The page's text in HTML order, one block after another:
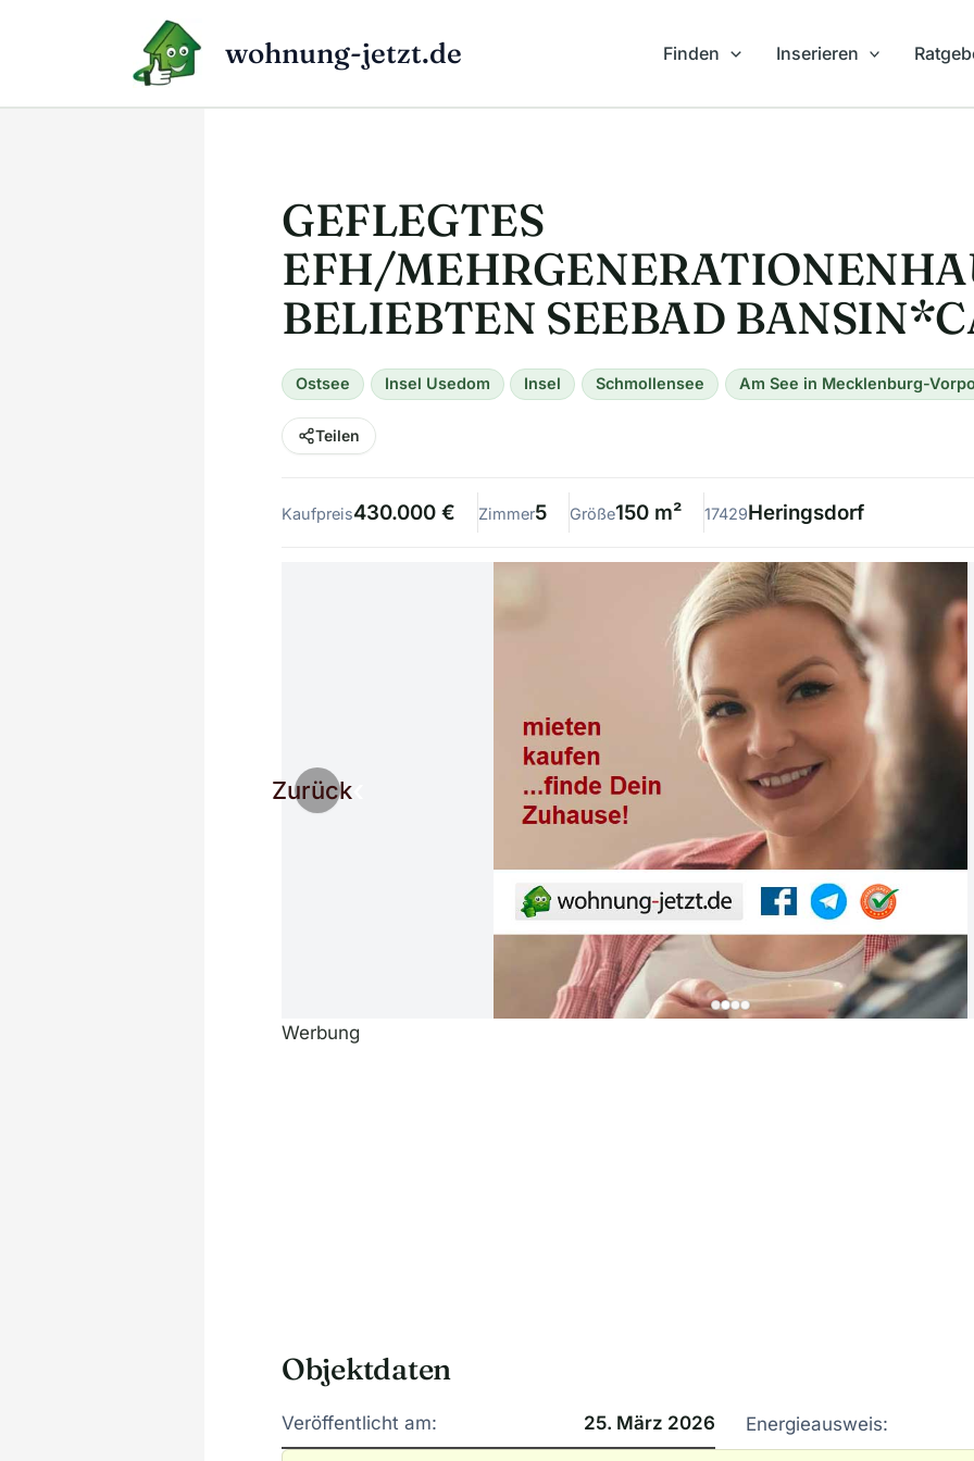
wohnung-jetzt.de Finden Inserieren
GEFLEGTES
EFH/
BELIEBTEN SEEBAD
Ostsee Insel Usedom Insel Schmollensee Am See in Mecklenburg-
Teilen
Kaufpreis430.000 € Zimmer5 Größe150 m² 17429Heringsdorf
Zurück
Werbung
Objektdaten
Veröffentlicht am: 25. März 2026 Energieausweis: